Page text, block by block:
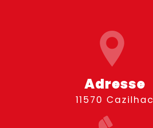
Adresse
11570 Cazilhac